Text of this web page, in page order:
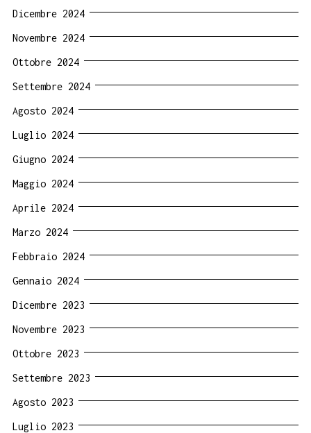
Dicembre 2024
Novembre 2024
Ottobre 2024
Settembre 2024
Agosto 2024
Luglio 2024
Giugno 2024
Maggio 2024
Aprile 2024
Marzo 2024
Febbraio 2024
Gennaio 2024
Dicembre 2023
Novembre 2023
Ottobre 2023
Settembre 2023
Agosto 2023
Luglio 2023